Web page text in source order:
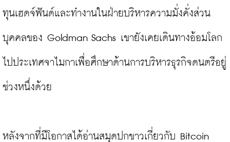
ทุนเฮดจ์ฟันด์และทำงานในฝ่ายบริหารความมั่งคั่งส่วน
บุคคลของ Goldman Sachs เขายังเคยเดินทางอ้อมโลก
ไปประเทศจาไมกาเพื่อศึกษาด้านการบริหารธุรกิจดนตรีอยู่
ช่วงหนึ่งด้วย
หลังจากที่มีโอกาสได้อ่านสมุดปกขาวเกี่ยวกับ Bitcoin